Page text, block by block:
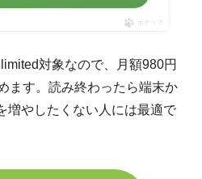
ポチップ
対象なので、月額980円
ます。読み終わったら端末か
増やしたくない人には最適で